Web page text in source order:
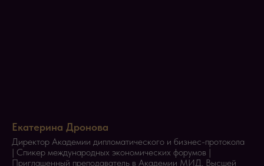
Екатерина Дронова
Директор Академии дипломатического и бизнес-протокола
| Спикер международных экономических форумов |
Приглашенный преподаватель в Академии МИД, Высшей